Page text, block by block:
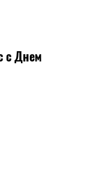
с Днем